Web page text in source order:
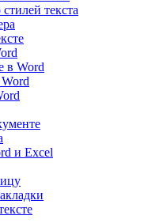
текста
в Word
и Excel